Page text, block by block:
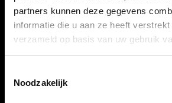
partners kunnen deze gegevens
informatie die u aan ze heeft
verzameld op basis van uw gebruik
Noodzakelijk
✓ Ontworpen in samenwerking met
✓ Steeltip dartpijlen
✓ Gemaakt van 90% tungsten
Ringed grip over vrijwel de volledige